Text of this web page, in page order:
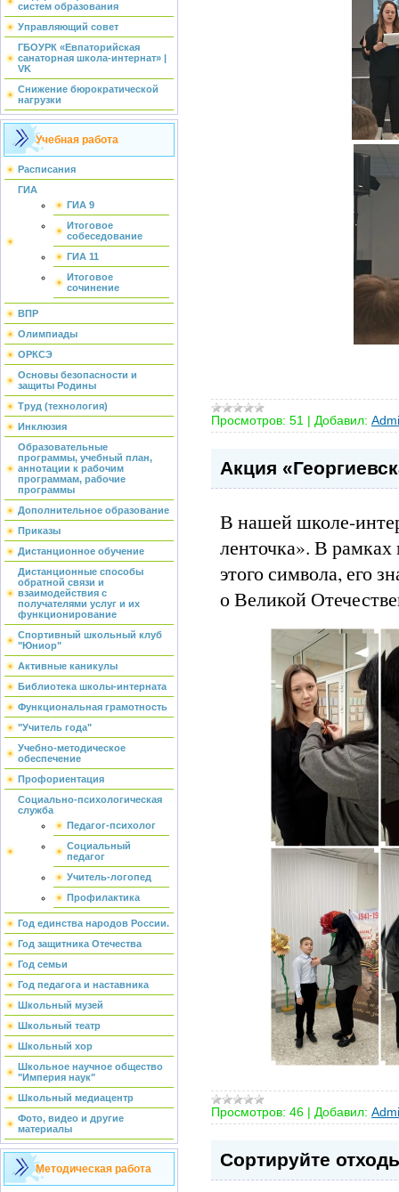
систем образования
Управляющий совет
ГБОУРК «Евпаторийская
санаторная школа-интернат» |
VK
Снижение бюрократической
нагрузки
Учебная работа
Расписания
ГИА
ГИА 9
Итоговое
собеседование
ГИА 11
Итоговое
сочинение
ВПР
Олимпиады
ОРКСЭ
Основы безопасности и
защиты Родины
Труд (технология)
Инклюзия
Образовательные
программы, учебный план,
аннотации к рабочим
программам, рабочие
программы
Дополнительное образование
Приказы
Дистанционное обучение
Дистанционные способы
обратной связи и
взаимодействия с
получателями услуг и их
функционирование
Спортивный школьный клуб
"Юниор"
Активные каникулы
Библиотека школы-интерната
Функциональная грамотность
"Учитель года"
Учебно-методическое
обеспечение
Профориентация
Социально-психологическая
служба
Педагог-психолог
Социальный
педагог
Учитель-логопед
Профилактика
Год единства народов России.
Год защитника Отечества
Год семьи
Год педагога и наставника
Школьный музей
Школьный театр
Школьный хор
Школьное научное общество
"Империя наук"
Школьный медиацентр
Фото, видео и другие
материалы
Методическая работа
Просмотров: 51 | Добавил:
Акция
В нашей школе-
ленточка». В
этого символа, его
о Великой
Просмотров: 46 | Добавил:
Сортируйте